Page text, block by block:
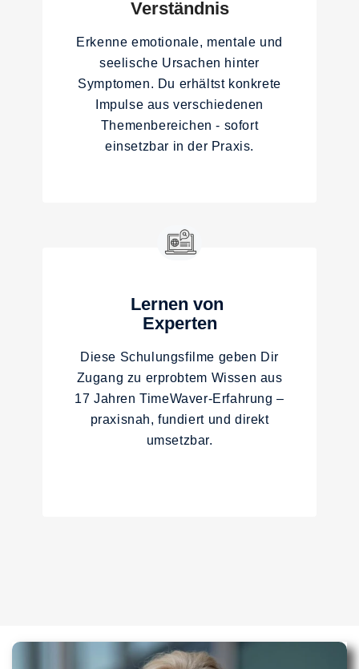
Verständnis
Erkenne emotionale, mentale und
seelische Ursachen hinter
Symptomen. Du erhältst konkrete
Impulse aus verschiedenen
Themenbereichen - sofort
einsetzbar in der Praxis.
Lernen von
Experten
Diese Schulungsfilme geben Dir
Zugang zu erprobtem Wissen aus
17 Jahren TimeWaver-Erfahrung –
praxisnah, fundiert und direkt
umsetzbar.